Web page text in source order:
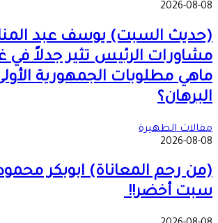
2026-08-08
(حديث السبت) يوسف عبد
مشاورات الرئيس تثير جدلاً في
ماهي مطلوبات الجمهورية
البرهان؟
مقالات الظهيرة
2026-08-08
(من رحم المعاناة) ابوبكر
سبت أخضر!!